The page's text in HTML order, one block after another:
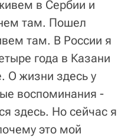
в Сербии и
там. Пошел
там. В России я
года в Казани
О жизни здесь у
воспоминания -
здесь. Но сейчас я
это мой